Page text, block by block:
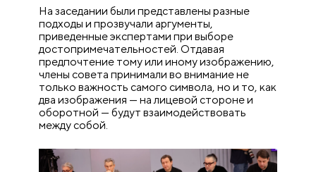
На заседании были представлены разные
подходы и прозвучали аргументы,
приведенные экспертами при выборе
достопримечательностей. Отдавая
предпочтение тому или иному изображению,
члены совета принимали во внимание не
только важность самого символа, но и то, как
два изображения — на лицевой стороне и
оборотной — будут взаимодействовать
между собой.